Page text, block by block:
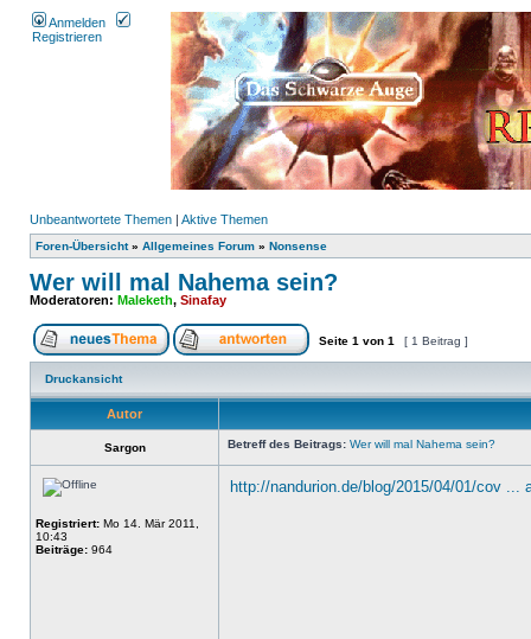
Anmelden
Registrieren
Unbeantwortete Themen | Aktive Themen
Foren-Übersicht» Allgemeines Forum » Nonsense
Wer will mal Nahema sein?
Moderatoren: Maleketh, Sinafay
Seite 1 von 1 [ 1 Beitrag ]
Druckansicht
Autor
Sargon Betreff des Beitrags: Wer will mal Nahema sein?
Registriert: Mo 14. Mär 2011,
10:43
Beiträge: 964
http://nandurion.de/blog/2015/04/01/cov ...